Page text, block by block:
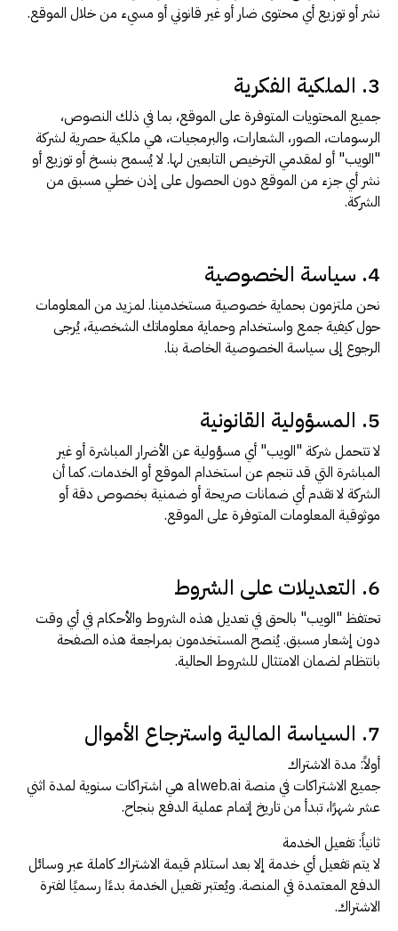
نشر أو توزيع أي محتوى ضار أو غير قانوني أو مسيء من خلال الموقع.
3. الملكية الفكرية
جميع المحتويات المتوفرة على الموقع، بما في ذلك النصوص،
الرسومات، الصور، الشعارات، والبرمجيات، هي ملكية حصرية لشركة
"الويب" أو لمقدمي الترخيص التابعين لها. لا يُسمح بنسخ أو توزيع أو
نشر أي جزء من الموقع دون الحصول على إذن خطي مسبق من
الشركة.
4. سياسة الخصوصية
نحن ملتزمون بحماية خصوصية مستخدمينا. لمزيد من المعلومات
حول كيفية جمع واستخدام وحماية معلوماتك الشخصية، يُرجى
الرجوع إلى سياسة الخصوصية الخاصة بنا.
5. المسؤولية القانونية
لا تتحمل شركة "الويب" أي مسؤولية عن الأضرار المباشرة أو غير
المباشرة التي قد تنجم عن استخدام الموقع أو الخدمات. كما أن
الشركة لا تقدم أي ضمانات صريحة أو ضمنية بخصوص دقة أو
موثوقية المعلومات المتوفرة على الموقع.
6. التعديلات على الشروط
تحتفظ "الويب" بالحق في تعديل هذه الشروط والأحكام في أي وقت
دون إشعار مسبق. يُنصح المستخدمون بمراجعة هذه الصفحة
بانتظام لضمان الامتثال للشروط الحالية.
7. السياسة المالية واسترجاع الأموال
أولاً: مدة الاشتراك
جميع الاشتراكات في منصة alweb.ai هي اشتراكات سنوية لمدة اثني
عشر شهرًا، تبدأ من تاريخ إتمام عملية الدفع بنجاح.
ثانياً: تفعيل الخدمة
لا يتم تفعيل أي خدمة إلا بعد استلام قيمة الاشتراك كاملة عبر وسائل
الدفع المعتمدة في المنصة. ويُعتبر تفعيل الخدمة بدءًا رسميًا لفترة
الاشتراك.